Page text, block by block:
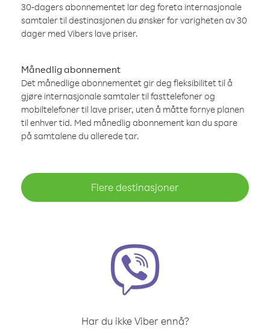
30-dagers abonnementet lar deg foreta internasjonale
samtaler til destinasjonen du ønsker for varigheten av 30
dager med Vibers lave priser.
Månedlig abonnement
Det månedlige abonnementet gir deg fleksibilitet til å
gjøre internasjonale samtaler til fasttelefoner og
mobiltelefoner til lave priser, uten å måtte fornye planen
til enhver tid. Med månedlig abonnement kan du spare
på samtalene du allerede tar.
Flere destinasjoner
Har du ikke Viber ennå?